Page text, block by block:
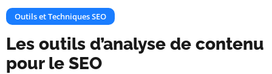
Outils et Techniques SEO
Les outils d’analyse de contenu
pour le SEO